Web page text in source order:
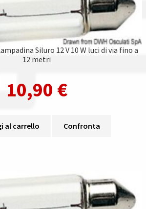
Siluro 12 V 10 W luci di via fino a
12 metri
10,90 €
al carrello Confronta